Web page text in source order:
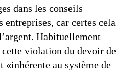
dans les conseils
entreprises, car certes cela
Habituellement
cette violation du devoir de
au système de